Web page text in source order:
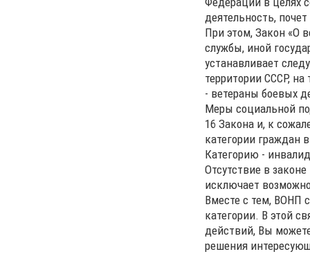
деятельность,
При этом, Закон «О
службы, иной
устанавливает
территории СССР,
- ветераны боевых
Меры социальной
16 Закона и, к
категории граждан
Категорию -
Отсутствие в
исключает
Вместе с тем, ВОНП
категории. В этой
действий, Вы
решения